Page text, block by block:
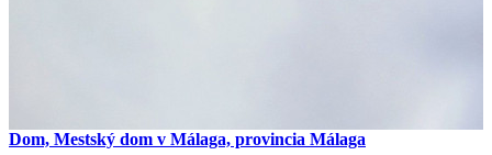
Dom, Mestský dom v Málaga, provincia Málaga